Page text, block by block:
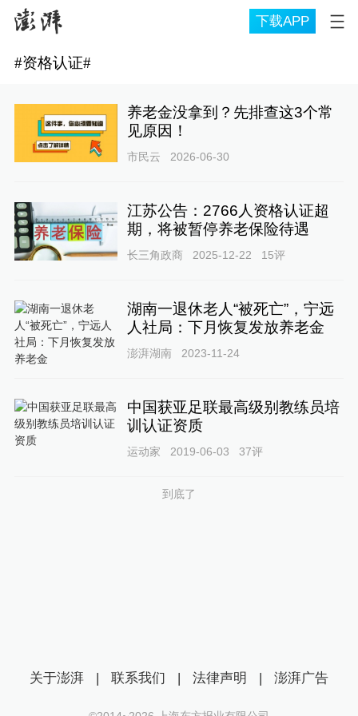
下载APP
#资格认证#
养老金没拿到？先排查这3个常
见原因！
市民云 2026-06-30
江苏公告：2766人资格认证超
期，将被暂停养老保险待遇
长三角政商 2025-12-22 15评
湖南一退休老人“被死亡”，宁远
人社局：下月恢复发放养老金
澎湃湖南 2023-11-24
中国获亚足联最高级别教练员培
训认证资质
运动家 2019-06-03 37评
到底了
关于澎湃 | 联系我们 | 法律声明 | 澎湃广告